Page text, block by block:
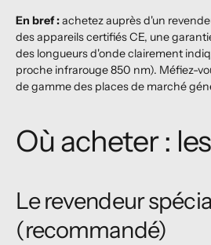
En bref :achetez auprès d'un
des appareils certifiés CE, une
des longueurs d'onde clairement
proche infrarouge 850 nm). Méfiez-
de gamme des places de marché
Où acheter :
Le revendeur
(recommandé)